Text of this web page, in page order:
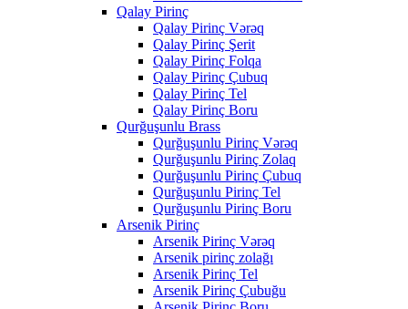
Qalay Pirinç
Qalay Pirinç Vərəq
Qalay Pirinç Şerit
Qalay Pirinç Folqa
Qalay Pirinç Çubuq
Qalay Pirinç Tel
Qalay Pirinç Boru
Qurğuşunlu Brass
Qurğuşunlu Pirinç Vərəq
Qurğuşunlu Pirinç Zolaq
Qurğuşunlu Pirinç Çubuq
Qurğuşunlu Pirinç Tel
Qurğuşunlu Pirinç Boru
Arsenik Pirinç
Arsenik Pirinç Vərəq
Arsenik pirinç zolağı
Arsenik Pirinç Tel
Arsenik Pirinç Çubuğu